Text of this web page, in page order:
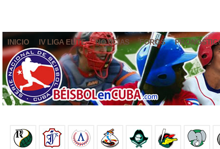
INICIO IV LIGA ELITE NOTICIAS FOROS